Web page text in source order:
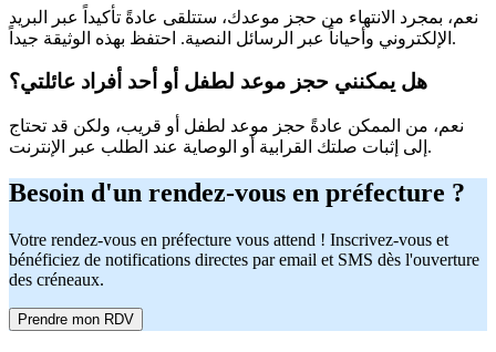
نعم، بمجرد الانتهاء من حجز موعدك، ستتلقى عادةً تأكيداً عبر البريد
الإلكتروني وأحياناً عبر الرسائل النصية. احتفظ بهذه الوثيقة جيداً.
هل يمكنني حجز موعد لطفل أو أحد أفراد عائلتي؟
نعم، من الممكن عادةً حجز موعد لطفل أو قريب، ولكن قد تحتاج
إلى إثبات صلتك القرابية أو الوصاية عند الطلب عبر الإنترنت.
Besoin d'un rendez-vous en préfecture ?
Votre rendez-vous en préfecture vous attend ! Inscrivez-vous et
bénéficiez de notifications directes par email et SMS dès l'ouverture
des créneaux.
Prendre mon RDV